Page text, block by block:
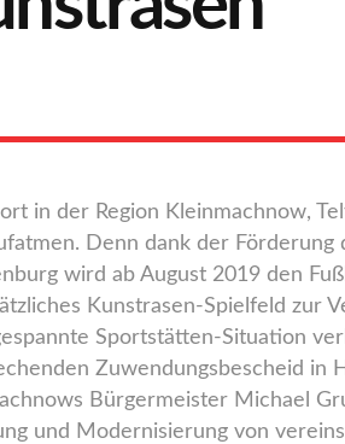
in der Region Kleinmachnow,
Denn dank der Förderung
wird ab August 2019 den
Kunstrasen-Spielfeld zur
Sportstätten-Situation
Zuwendungsbescheid in
Bürgermeister Michael
und Modernisierung von